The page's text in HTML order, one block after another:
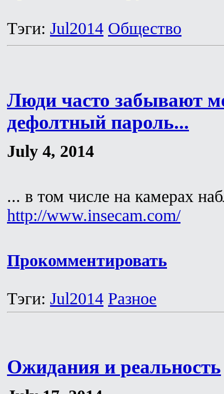
Тэги: Jul2014 Общество
Люди часто забывают
дефолтный пароль...
July 4, 2014
... в том числе на камерах
http://www.insecam.com/
Прокомментировать
Тэги: Jul2014 Разное
Ожидания и реальность